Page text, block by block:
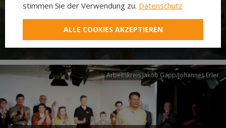
Neuer Pilgerweg Via
Laudato si’
Arbeitskreis Jakob Gapp/Johannes Erler
stimmen Sie der Verwendung zu. Datenschutz
ALLE COOKIES AKZEPTIEREN